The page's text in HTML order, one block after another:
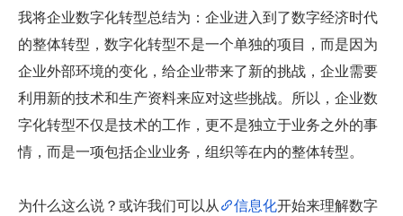
我将企业数字化转型总结为：企业进入到了数字经济时代
的整体转型，数字化转型不是一个单独的项目，而是因为
企业外部环境的变化，给企业带来了新的挑战，企业需要
利用新的技术和生产资料来应对这些挑战。所以，企业数
字化转型不仅是技术的工作，更不是独立于业务之外的事
情，而是一项包括企业业务，组织等在内的整体转型。
为什么这么说？或许我们可以从 信息化开始来理解数字